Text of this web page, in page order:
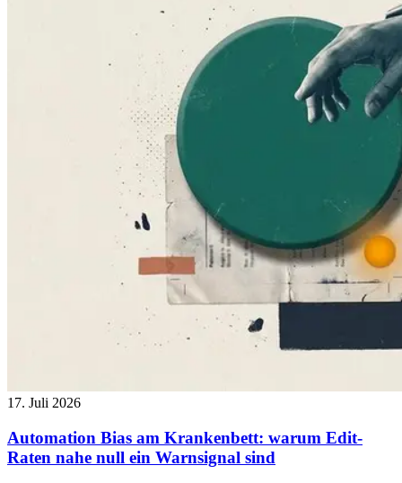
17. Juli 2026
Automation Bias am Krankenbett: warum Edit-
Raten nahe null ein Warnsignal sind